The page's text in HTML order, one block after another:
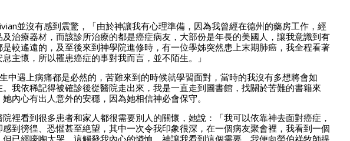
並沒有感到震驚，「由於神讓我有心理準備，因為我曾經在德州的藥房工作，經
治療器材，而該診所治療的都是癌症病友，大部份是年長的美國人，讓我意識到有
較遙遠的，及至後來到神學院進修時，有一位學姊突然患上末期肺癌，我全程看著
主懷，所以罹患癌症的事對我而言，並不陌生。」
中遇上病痛都是必然的，苦難來到的時候就學習面對，當時的我沒有多想將會如
我依稀記得被確診後從醫院走出來，我是一直走到圖書館，找關於苦難的書籍來
內心有出人意外的安穩，因為她相信神必會保守。
裡看到很多患者和家人都很需要別人的關懷，她說：「我可以依靠神去面對癌症，
到徬徨、恐懼甚至絶望，其中一次令我印象很深，在一個病友聚會裡，我看到一個